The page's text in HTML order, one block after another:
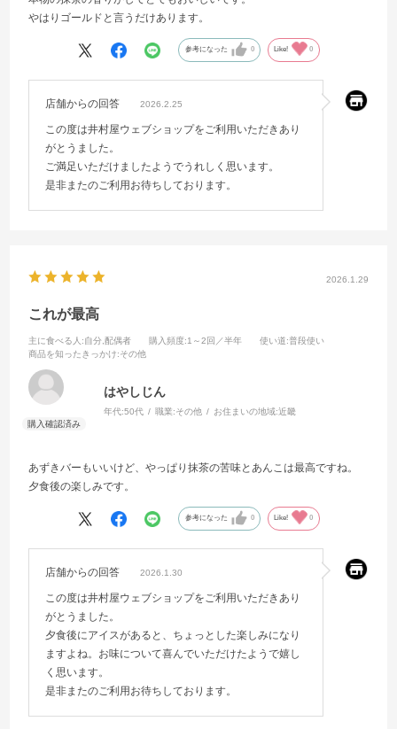
やはりゴールドと言うだけあります。
参考になった 0 Like! 0
店舗からの回答 2026.2.25
この度は井村屋ウェブショップをご利用いただきあり
がとうました。
ご満足いただけましたようでうれしく思います。
是非またのご利用お待ちしております。
2026.1.29
これが最高
主に食べる人 :自分,配偶者 購入頻度:1～2回／半年 使い道:普段使い
商品を知ったきっかけ:その他
はやしじん
年代:50代 職業:その他 お住まいの地域:近畿
あずきバーもいいけど、やっぱり抹茶の苦味とあんこは最高ですね。
夕食後の楽しみです。
参考になった 0 Like! 0
店舗からの回答 2026.1.30
この度は井村屋ウェブショップをご利用いただきあり
がとうました。
夕食後にアイスがあると、ちょっとした楽しみになり
ますよね。お味について喜んでいただけたようで嬉し
く思います。
是非またのご利用お待ちしております。